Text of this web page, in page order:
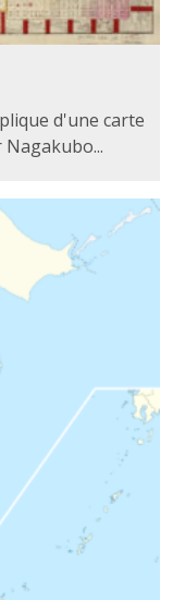
d'une carte